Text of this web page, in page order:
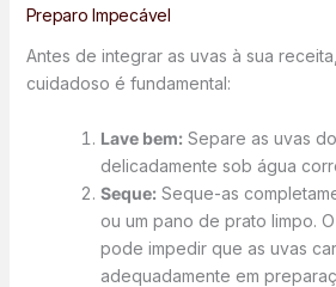
Preparo Impecável
Antes de integrar as uvas à sua
cuidadoso é fundamental:
Lave bem:Separe as uvas
delicadamente sob água
Seque:Seque-as
ou um pano de prato limpo.
pode impedir que as uvas
adequadamente em